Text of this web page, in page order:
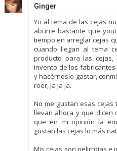
Ginger
Yo al tema de las cejas
aburre bastante que
tiempo en arreglar cejas
cuando llegan al tema
producto para las
invento de los
y hacérnoslo gastar,
roer, ja ja ja.
No me gustan esas
llevan ahora y que dicen
que en mi opinión la
gustan las cejas lo más
Mis cejas son pelirrojas e